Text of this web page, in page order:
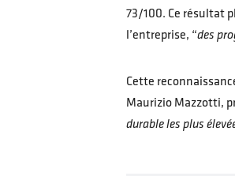
73/100. Ce résultat
l’entreprise, “des
Cette
Maurizio Mazzotti,
durable les plus